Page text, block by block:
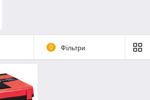
0 Фільтри